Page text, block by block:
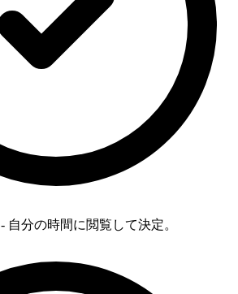
- 自分の時間に閲覧して決定。